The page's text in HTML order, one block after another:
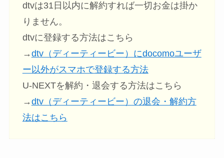
dtvは31日以内に解約すれば一切お金は掛か
りません。
dtvに登録する方法はこちら
→dtv（ディーティービー）にdocomoユーザ
ー以外がスマホで登録する方法
U-NEXTを解約・退会する方法はこちら
→dtv（ディーティービー）の退会・解約方
法はこちら